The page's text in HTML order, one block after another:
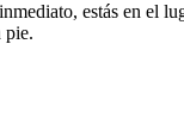
estás en
pie.